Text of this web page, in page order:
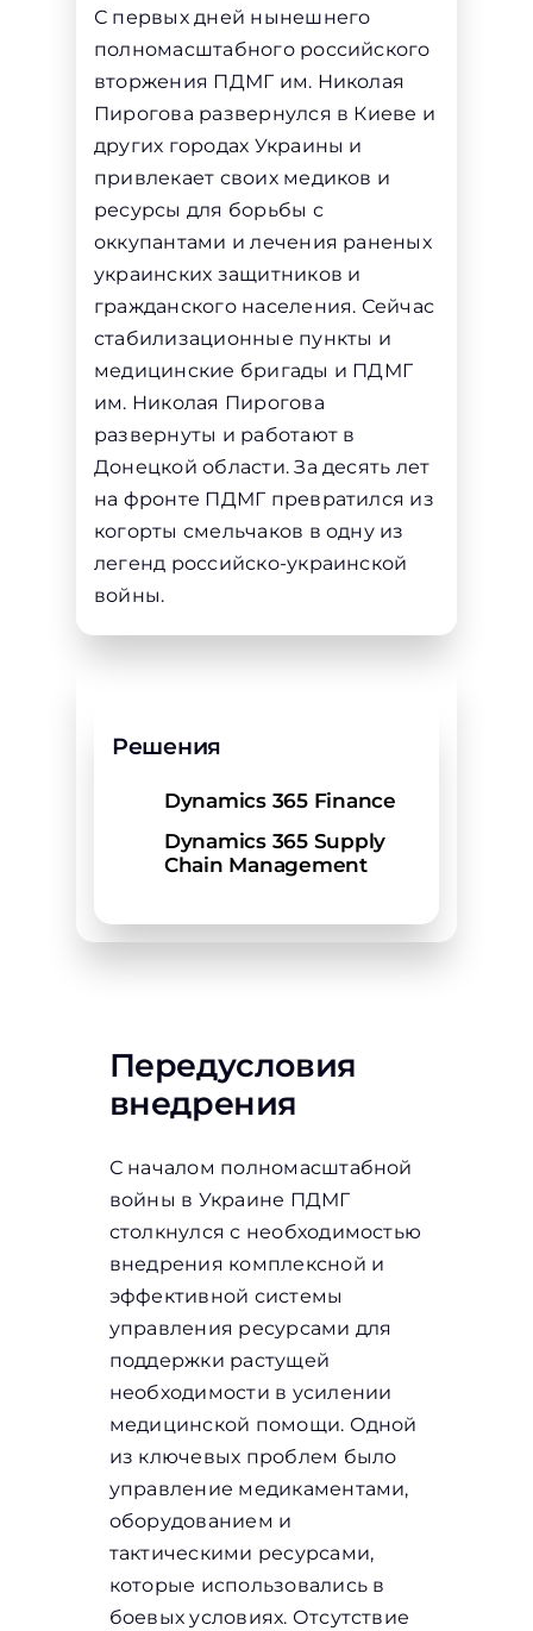
С первых дней нынешнего
полномасштабного российского
вторжения ПДМГ им. Николая
Пирогова развернулся в Киеве и
других городах Украины и
привлекает своих медиков и
ресурсы для борьбы с
оккупантами и лечения раненых
украинских защитников и
гражданского населения. Сейчас
стабилизационные пункты и
медицинские бригады и ПДМГ
им. Николая Пирогова
развернуты и работают в
Донецкой области. За десять лет
на фронте ПДМГ превратился из
когорты смельчаков в одну из
легенд российско-украинской
войны.
Решения
Dynamics 365 Finance
Dynamics 365 Supply
Chain Management
Передусловия
внедрения
С началом полномасштабной
войны в Украине ПДМГ
столкнулся с необходимостью
внедрения комплексной и
эффективной системы
управления ресурсами для
поддержки растущей
необходимости в усилении
медицинской помощи. Одной
из ключевых проблем было
управление медикаментами,
оборудованием и
тактическими ресурсами,
которые использовались в
боевых условиях. Отсутствие